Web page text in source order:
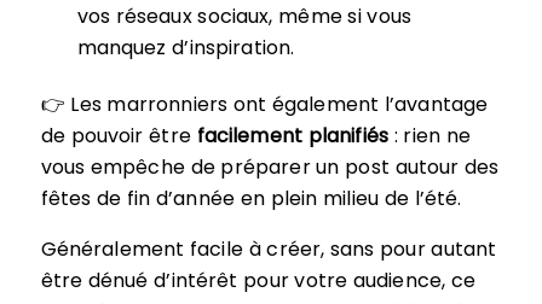
vos réseaux sociaux, même si vous
manquez d’inspiration.
👉 Les marronniers ont également l’avantage
de pouvoir être facilement planifiés : rien ne
vous empêche de préparer un post autour des
fêtes de fin d’année en plein milieu de l’été.
Généralement facile à créer, sans pour autant
être dénué d’intérêt pour votre audience, ce